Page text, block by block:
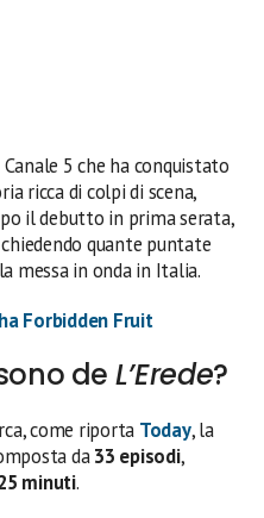
5 che ha conquistato
ricca di colpi di scena,
il debutto in prima serata,
quante puntate
messa in onda in Italia.
Forbidden Fruit
de L’Erede?
come riporta Today, la
da33 episodi,
minuti.